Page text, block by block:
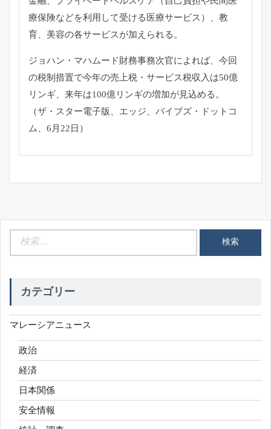
療保険などを利用して受ける医療サービス）、 教
育、美容の各サービスが加えられる。
ジョハン・マハムード財務事務次官によれば、 今回
の税制措置で今年の売上税・サービス税収入は50億
リンギ、 来年は100億リンギの増加が見込める。
（ザ・スター電子版、エッジ、バイブズ・ドットコ
ム、 6月22日）
カテゴリー
マレーシアニュース
政治
経済
日本関係
安全情報